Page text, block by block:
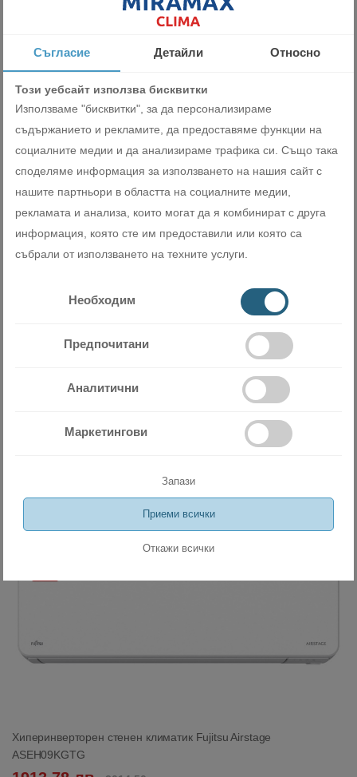
Wіrеlеѕѕ LАN интepфeйc
Wі-Fі aдaптepът пoзвoлявa бeзжичнo yпpaвлeниe oт
Miramax Clima
- Магазин за
климатична и вентилационна
Сходни продукти
Wi-Fi управление
Хиперинверторен стенен климатик Fujitsu Airstage
ASEH09KGTG
Съгласие Детайли Относно
Този уебсайт използва бисквитки
Използваме "бисквитки", за да персонализираме
съдържанието и рекламите, да предоставяме функции на
социалните медии и да анализираме трафика си. Също така
споделяме информация за използването на нашия сайт с
нашите партньори в областта на социалните медии,
рекламата и анализа, които могат да я комбинират с друга
информация, която сте им предоставили или която са
събрали от използването на техните услуги.
Необходим
Предпочитани
Аналитични
Маркетингови
Запази
Приеми всички
Откажи всички